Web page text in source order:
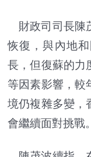
財政司司長陳
恢復，與內地
長，但復蘇的力
等因素影響，較
境仍複雜多變，
會繼續面對挑戰。